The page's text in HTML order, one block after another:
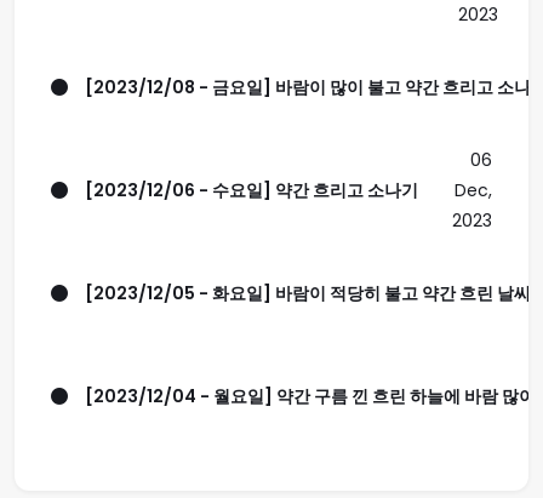
2023
[2023/12/08 - 금요일] 바람이 많이 불고 약간 흐리고 소나
[2023/12/06 - 수요일] 약간 흐리고 소나기
06
Dec,
2023
[2023/12/05 - 화요일] 바람이 적당히 불고 약간 흐린 날씨
[2023/12/04 - 월요일] 약간 구름 낀 흐린 하늘에 바람 많이